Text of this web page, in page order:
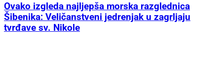
Ovako izgleda najljepša morska razglednica
Šibenika: Veličanstveni jedrenjak u zagrljaju
tvrđave sv. Nikole